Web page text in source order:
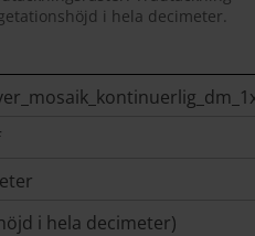
i hela decimeter.
i hela decimeter)